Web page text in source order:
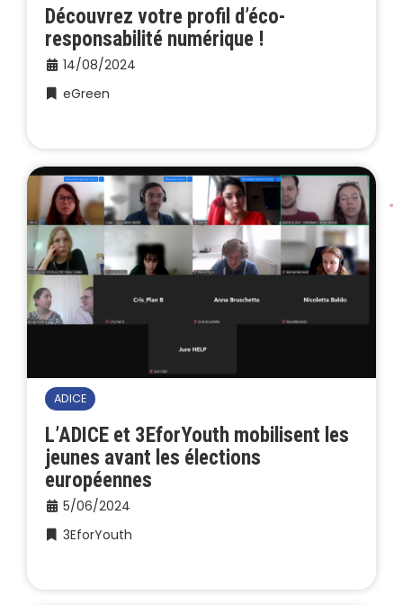
Découvrez votre profil d’éco-
responsabilité numérique !
14/08/2024
eGreen
ADICE
L’ADICE et 3EforYouth mobilisent les
jeunes avant les élections
européennes
5/06/2024
3EforYouth